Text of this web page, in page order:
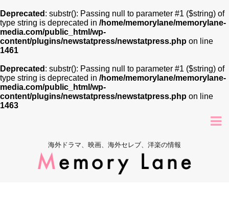
Deprecated : substr(): Passing null to parameter #1 ($string) of
type string is deprecated in /home/memorylane/memorylane-
media.com/public_html/wp-
content/plugins/newstatpress/newstatpress.php on line
1461
Deprecated : substr(): Passing null to parameter #1 ($string) of
type string is deprecated in /home/memorylane/memorylane-
media.com/public_html/wp-
content/plugins/newstatpress/newstatpress.php on line
1463
海外ドラマ、映画、海外セレブ、洋楽の情報